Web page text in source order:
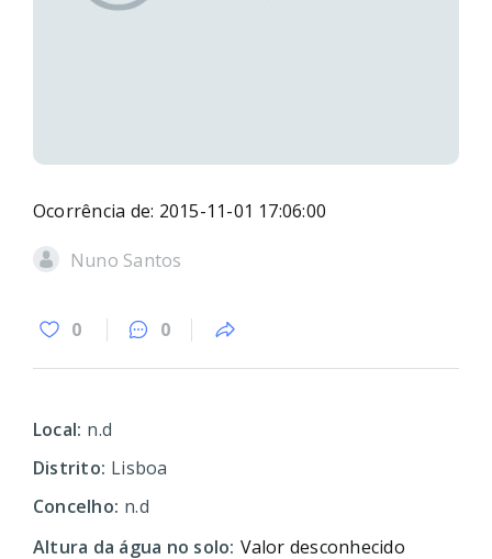
Ocorrência de: 2015-11-01 17:06:00
Nuno Santos
0 0
Local: n.d
Distrito: Lisboa
Concelho: n.d
Altura da água no solo: Valor desconhecido